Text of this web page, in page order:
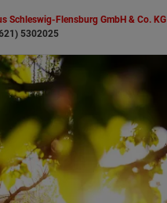
Schleswig-Flensburg GmbH & Co. KG
5302025
Sie suchen?